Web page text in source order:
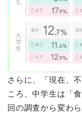
さらに、「現在、
ころ、中学生は「
回の調査から変わ